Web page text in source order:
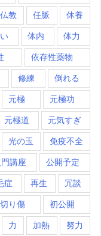
仏教 任脈 休養
体内 体力
依存性薬物
修練 倒れる
元極 元極功
元極道 元気すぎ
光の玉 免疫不全
門講座 公開予定
症 再生 冗談
切り傷 初公開
力 加熱 努力